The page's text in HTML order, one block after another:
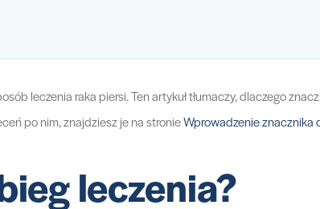
leczenia raka piersi. Ten artykuł tłumaczy, dlaczego
po nim, znajdziesz je na stronieWprowadzenie znacznika
leczenia?